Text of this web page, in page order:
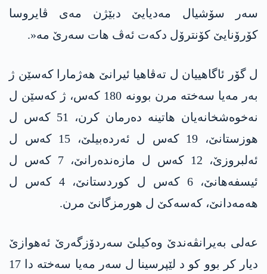
سەر سۆشیال مه‌دیایێ دبێژن مه‌ی ڤایروسا
کۆرۆنایێ کۆنترۆل دکەت ئەڤ ھات سەرێ مە«.
ل گۆر ئاگاھییان ل تەڤاھیا ئیرانێ ھەژمارا کەسێن ژ
بەر مه‌یا سەختە مرن بوونه‌ 180 كه‌س، ژ کەسێن ل
نەخوەشخانەیان ھاتینه‌ دەرمان کرن، 51 کەس ل
ھوزستانێ، 19 کەس ل ئەردەبیلێ، 15 کەس ل
ئەلبروزێ، 12 کەس ل مازەندەرانێ، 7 کەس ل
ئیسفەھانێ، 6 کەس ل کوردستانێ، 4 کەس ل
ھەمەدانێ، کەسەکێ ل ھورمزگانێ مرن.
عەلی بەیرانڤەندێ وەکیلێ سەردۆزگەرێ ئەھوازێ
دیار کر بوو کو د لێپرسینا ل سەر مه‌یا سەختە دا 17